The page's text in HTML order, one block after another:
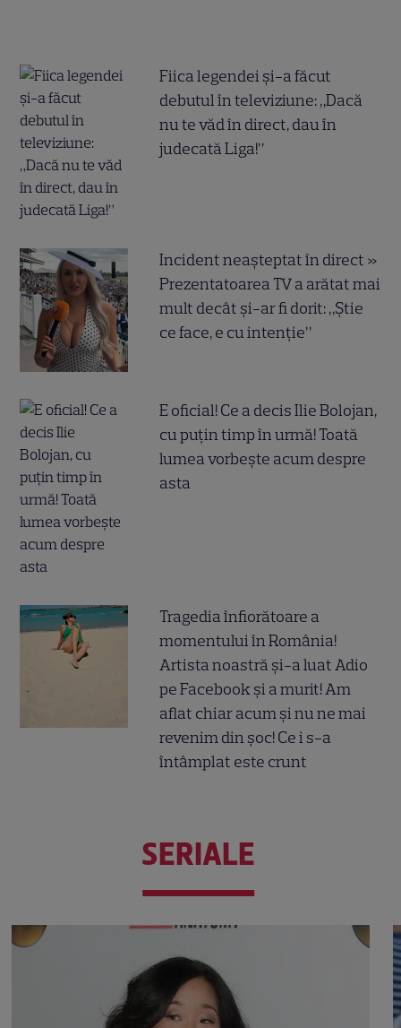
Fiica legendei și-a făcut
debutul în televiziune: „Dacă
nu te văd în direct, dau în
judecată Liga!”
Incident neașteptat în direct »
Prezentatoarea TV a arătat mai
mult decât și-ar fi dorit: „Știe
ce face, e cu intenție”
E oficial! Ce a decis Ilie Bolojan,
cu puțin timp în urmă! Toată
lumea vorbește acum despre
asta
Tragedia înfiorătoare a
momentului în România!
Artista noastră și-a luat Adio
pe Facebook și a murit! Am
aflat chiar acum și nu ne mai
revenim din șoc! Ce i s-a
întâmplat este crunt
SERIALE